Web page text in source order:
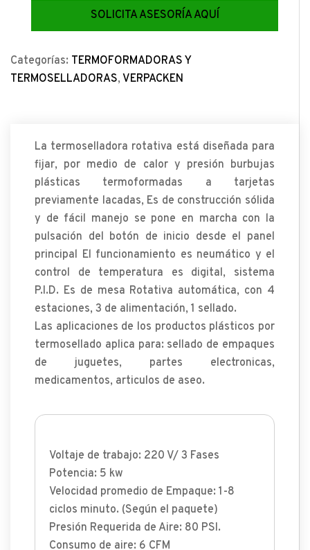
SOLICITA ASESORÍA AQUÍ
Categorías: TERMOFORMADORAS Y
TERMOSELLADORAS, VERPACKEN
La termoselladora rotativa está diseñada para
fijar, por medio de calor y presión burbujas
plásticas termoformadas a tarjetas
previamente lacadas, Es de construcción sólida
y de fácil manejo se pone en marcha con la
pulsación del botón de inicio desde el panel
principal El funcionamiento es neumático y el
control de temperatura es digital, sistema
P.I.D. Es de mesa Rotativa automática, con 4
estaciones, 3 de alimentación, 1 sellado.
Las aplicaciones de los productos plásticos por
termosellado aplica para: sellado de empaques
de juguetes, partes electronicas,
medicamentos, articulos de aseo.
Voltaje de trabajo: 220 V/ 3 Fases
Potencia: 5 kw
Velocidad promedio de Empaque: 1-8
ciclos minuto. (Según el paquete)
Presión Requerida de Aire: 80 PSI.
Consumo de aire: 6 CFM